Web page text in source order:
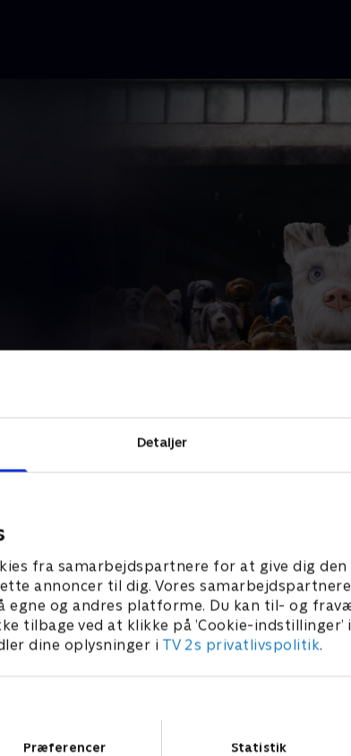
Detaljer
fra samarbejdspartnere for at give dig den
annoncer til dig. Vores
og andres platforme. Du kan til- og
tilbage ved at klikke på ’Cookie-indstillinger’
dine oplysninger i TV 2s privatlivspolitik.
Præferencer Statistik
til